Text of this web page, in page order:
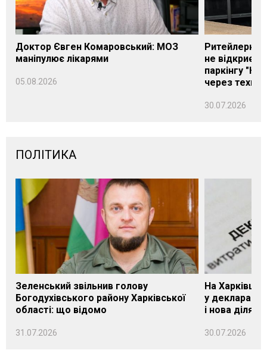
Доктор Євген Комаровський: МОЗ
маніпулює лікарями
05.08.2026
Ритейлерка
не
паркінгу
через
30.07.2026
ПОЛІТИКА
Зеленський звільнив голову
Богодухівського району Харківської
області: що відомо
31.07.2026
На
у декларації
і нова
30.07.2026